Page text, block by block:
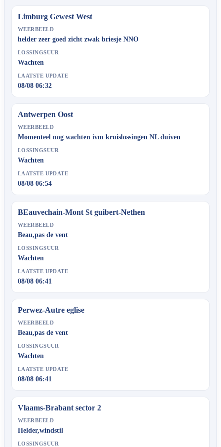
Limburg Gewest West
WEERBEELD
helder zeer goed zicht zwak briesje NNO
LOSSINGSUUR
Wachten
LAATSTE UPDATE
08/08 06:32
Antwerpen Oost
WEERBEELD
Momenteel nog wachten ivm kruislossingen NL duiven
LOSSINGSUUR
Wachten
LAATSTE UPDATE
08/08 06:54
BEauvechain-Mont St guibert-Nethen
WEERBEELD
Beau,pas de vent
LOSSINGSUUR
Wachten
LAATSTE UPDATE
08/08 06:41
Perwez-Autre eglise
WEERBEELD
Beau,pas de vent
LOSSINGSUUR
Wachten
LAATSTE UPDATE
08/08 06:41
Vlaams-Brabant sector 2
WEERBEELD
Helder,windstil
LOSSINGSUUR